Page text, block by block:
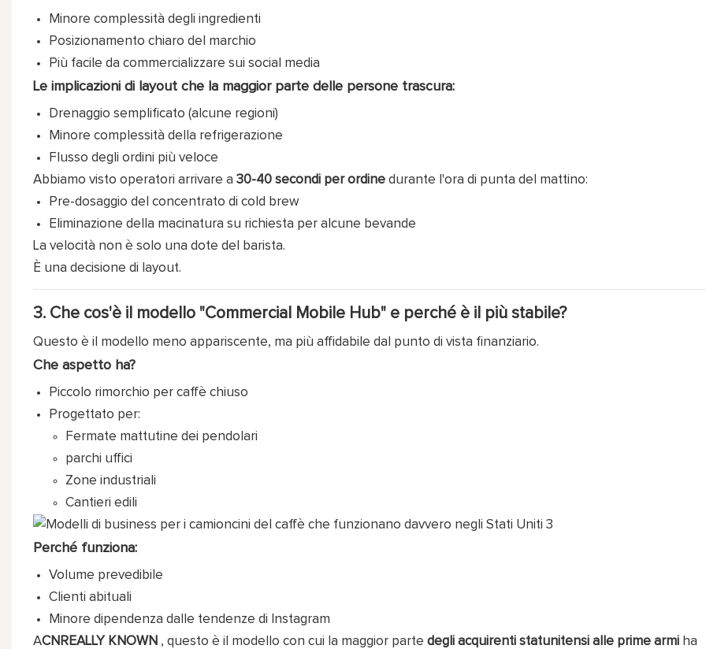
Minore complessità degli ingredienti
Posizionamento chiaro del marchio
Più facile da commercializzare sui social media
Le implicazioni di layout che la maggior parte delle persone trascura:
Drenaggio semplificato (alcune regioni)
Minore complessità della refrigerazione
Flusso degli ordini più veloce
Abbiamo visto operatori arrivare a 30-40 secondi per ordinedurante l'ora di punta del mattino:
Pre-dosaggio del concentrato di cold brew
Eliminazione della macinatura su richiesta per alcune bevande
La velocità non è solo una dote del barista.
È una decisione di layout.
3. Che cos'è il modello "Commercial Mobile Hub" e perché è il più stabile?
Questo è il modello meno appariscente, ma più affidabile dal punto di vista finanziario.
Che aspetto ha?
Piccolo rimorchio per caffè chiuso
Progettato per:
Fermate mattutine dei pendolari
parchi uffici
Zone industriali
Cantieri edili
Perché funziona:
Volume prevedibile
Clienti abituali
Minore dipendenza dalle tendenze di Instagram
ACNREALLY KNOWN , questo è il modello con cui la maggior parte degli acquirenti statunitensi alle prime armiha